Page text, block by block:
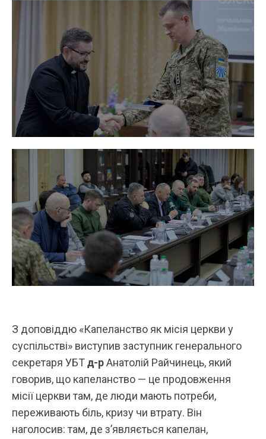
З доповіддю «Капеланство як місія церкви у
суспільстві» виступив заступник генерального
секретаря УБТд-рАнатолій Райчинець, який
говорив, що капеланство — це продовження
місії церкви там, де люди мають потреби,
переживають біль, кризу чи втрату. Він
наголосив: там, де з’являється капелан,